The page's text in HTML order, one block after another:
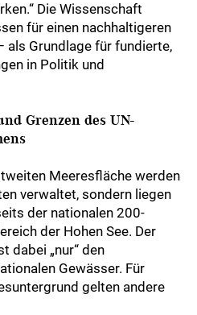
Die Wissenschaft
für einen nachhaltigeren
als Grundlage für fundierte,
in Politik und
Grenzen des UN-
Meeresfläche werden
verwaltet, sondern liegen
der nationalen 200-
der Hohen See. Der
dabei „nur“ den
Gewässer. Für
gelten andere